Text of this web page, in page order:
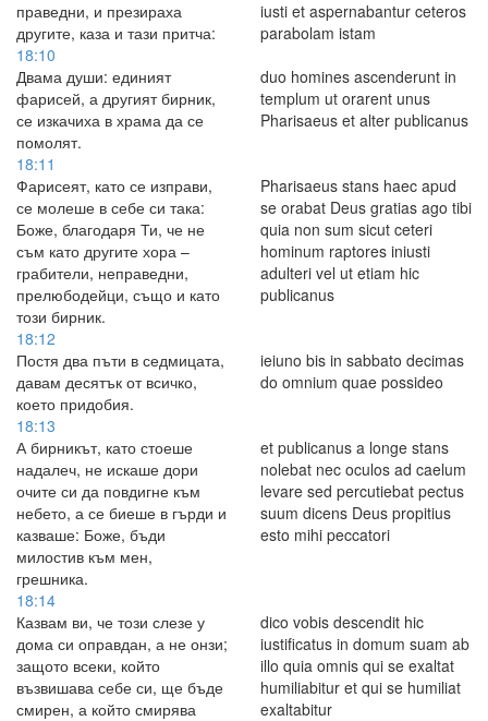
праведни, и презираха
другите, каза и тази притча:
iusti et aspernabantur ceteros
parabolam istam
18:10
Двама души: единият
фарисей, а другият бирник,
се изкачиха в храма да се
помолят.
duo homines ascenderunt in
templum ut orarent unus
Pharisaeus et alter publicanus
18:11
Фарисеят, като се изправи,
се молеше в себе си така:
Боже, благодаря Ти, че не
съм като другите хора –
грабители, неправедни,
прелюбодейци, също и като
този бирник.
Pharisaeus stans haec apud
se orabat Deus gratias ago tibi
quia non sum sicut ceteri
hominum raptores iniusti
adulteri vel ut etiam hic
publicanus
18:12
Постя два пъти в седмицата,
давам десятък от всичко,
което придобия.
ieiuno bis in sabbato decimas
do omnium quae possideo
18:13
А бирникът, като стоеше
надалеч, не искаше дори
очите си да повдигне към
небето, а се биеше в гърди и
казваше: Боже, бъди
милостив към мен,
грешника.
et publicanus a longe stans
nolebat nec oculos ad caelum
levare sed percutiebat pectus
suum dicens Deus propitius
esto mihi peccatori
18:14
Казвам ви, че този слезе у
дома си оправдан, а не онзи;
защото всеки, който
възвишава себе си, ще бъде
смирен, а който смирява
dico vobis descendit hic
iustificatus in domum suam ab
illo quia omnis qui se exaltat
humiliabitur et qui se humiliat
exaltabitur